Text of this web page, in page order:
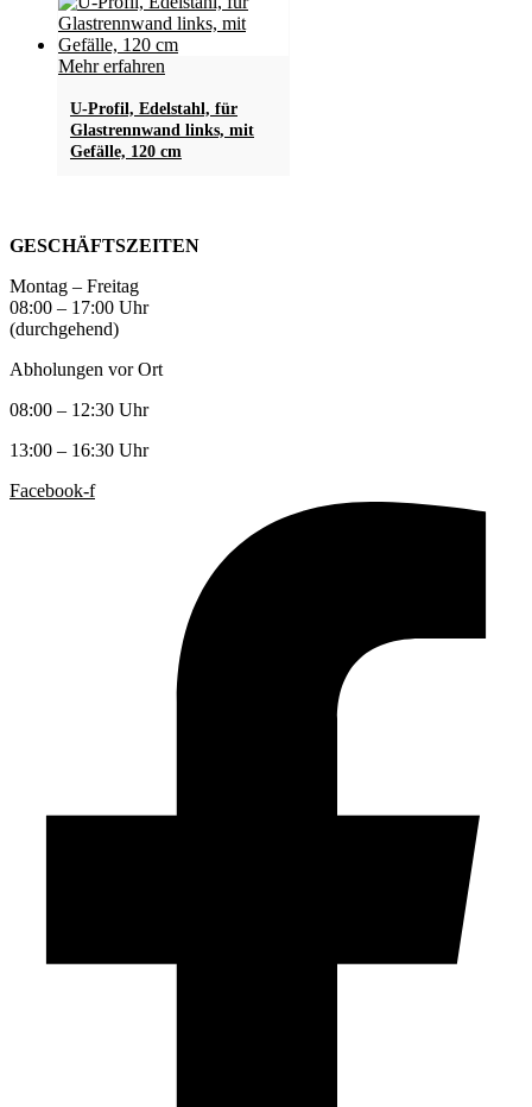
Mehr erfahren
U-Profil, Edelstahl, für
Glastrennwand links, mit
Gefälle, 120 cm
GESCHÄFTSZEITEN
Montag – Freitag
08:00 – 17:00 Uhr
(durchgehend)
Abholungen vor Ort
08:00 – 12:30 Uhr
13:00 – 16:30 Uhr
Facebook-f